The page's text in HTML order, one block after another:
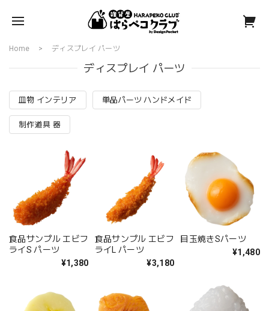
Home ディスプレイ パーツ
ディスプレイ パーツ
皿物 インテリア 単品パーツ ハンドメイド
制作道具 器
食品サンプル エビフ
ライS パーツ
¥1,380
食品サンプル エビフ
ライL パーツ
¥3,180
目玉焼きSパーツ
¥1,480